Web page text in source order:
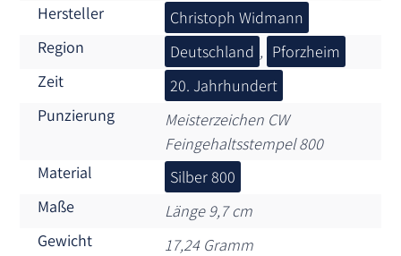
Hersteller
Christoph Widmann
Region
Deutschland , Pforzheim
Zeit
20. Jahrhundert
Punzierung
Meisterzeichen CW
Feingehaltsstempel 800
Material
Silber 800
Maße
Länge 9,7 cm
Gewicht
17,24 Gramm